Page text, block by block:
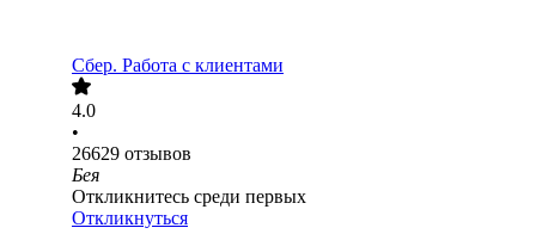
Сбер. Работа с клиентами
4.0
•
26629 отзывов
Бея
Откликнитесь среди первых
Откликнуться